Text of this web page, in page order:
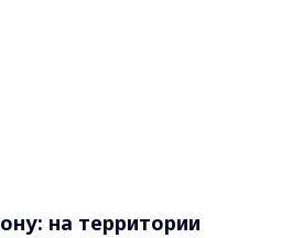
на территории